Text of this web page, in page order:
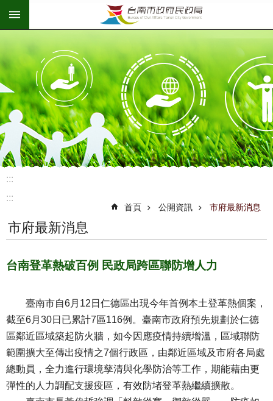
跳到主要內容區塊
:::
:::
首頁 公開資訊 市府最新消息
市府最新消息
台南登革熱破百例 民政局跨區聯防增人力
臺南市自6月12日仁德區出現今年首例本土登革熱個案，
截至6月30日已累計7區116例。臺南市政府預先規劃於仁德
區鄰近區域築起防火牆，如今因應疫情持續增溫，區域聯防
範圍擴大至傳出疫情之7個行政區，由鄰近區域及市府各局處
總動員，全力進行環境孳清與化學防治等工作，期能藉由更
彈性的人力調配支援疫區，有效防堵登革熱繼續擴散。